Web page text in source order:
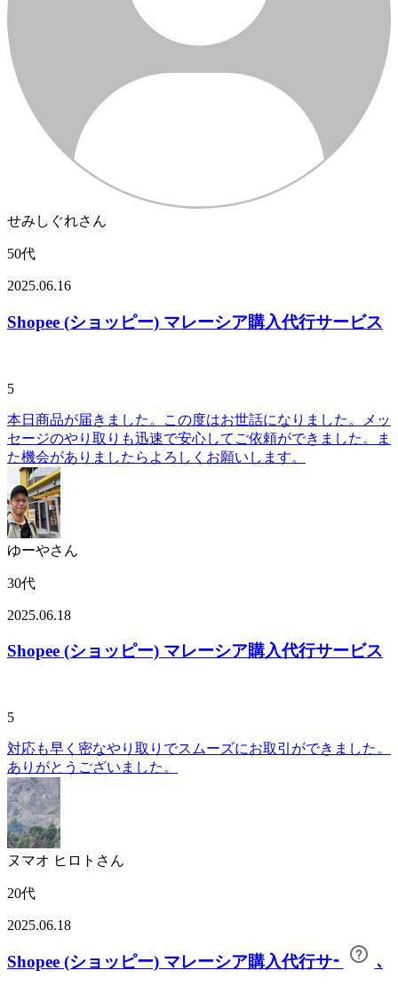
せみしぐれさん
50代
2025.06.16
Shopee (ショッピー) マレーシア購入代行サービス
5
本日商品が届きました。この度はお世話になりました。メッ
セージのやり取りも迅速で安心してご依頼ができました。ま
た機会がありましたらよろしくお願いします。
ゆーやさん
30代
2025.06.18
Shopee (ショッピー) マレーシア購入代行サービス
5
対応も早く密なやり取りでスムーズにお取引ができました。
ありがとうございました。
ヌマオ ヒロトさん
20代
2025.06.18
Shopee (ショッピー) マレーシア購入代行サービス